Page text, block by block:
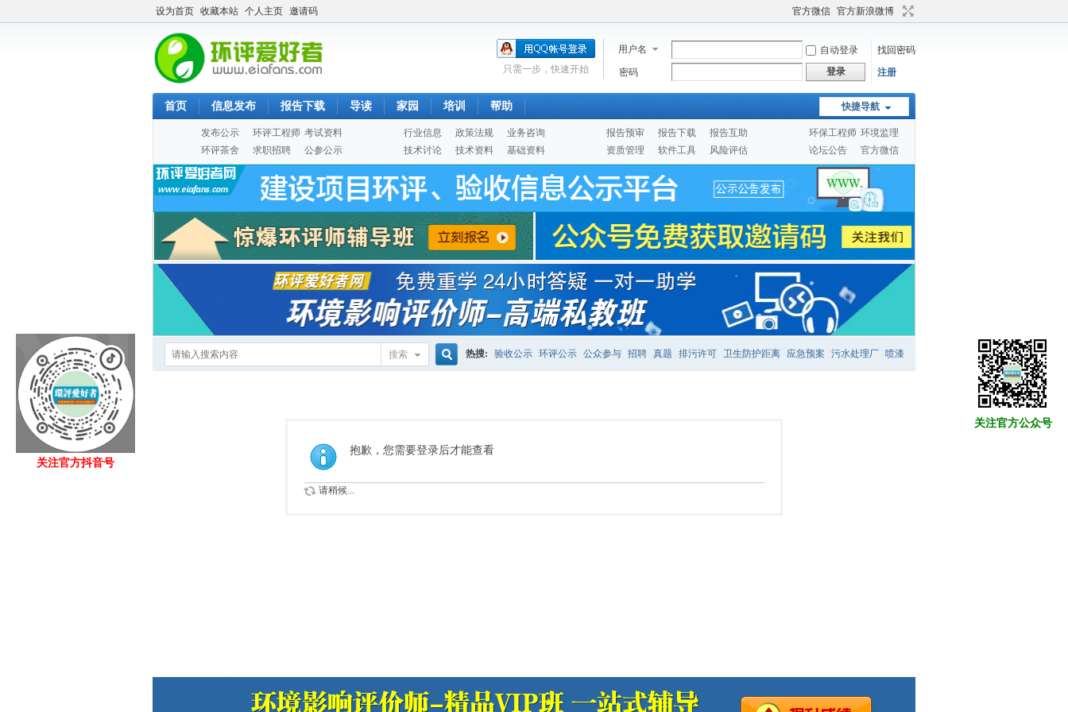
设为首页 收藏本站 个人主页 邀请码 官方微信 官方新浪微博
用户名 自动登录
找回密码
密码
登录 注册
只需一步，快速开始
快捷导航
首页 信息发布 报告下载 导读 家园 培训 帮助
发布公示 环评工程师 考试资料
环评茶舍
求职招聘 公参公示
行业信息 政策法规
业务咨询
技术讨论
技术资料 基础资料
报告预审 报告下载
报告互助
资质管理
软件工具 风险评估
环保工程师 环境监理
论坛公告
官方微信
搜索
索
热搜: 验收公示 环评公示 公众参与 招聘 真题 排污许可 卫生防护距离 应急预案 污水处理厂 喷漆
抱歉，您需要登录后才能查看
请稍候...
关注官方公众号
关注官方抖音号